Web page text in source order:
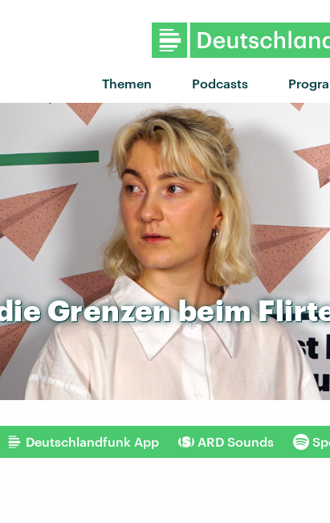
Themen Podcasts
Grenzenbeim
Deutschlandfunk App ARD Sounds